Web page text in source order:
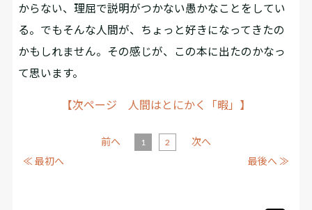
からない、理屈で説明がつかない愚かなことをしてい
る。でもそんな人間が、ちょっと好きになってきたの
かもしれません。その感じが、この本に出たのかなっ
て思います。
【次ページ 人間はとにかく「暇」】
≪ 最初へ
前へ 1 2
次へ
最後へ ≫